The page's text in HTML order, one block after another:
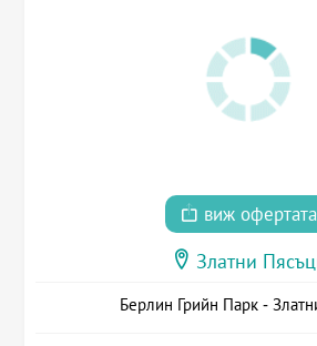
виж офертата
Златни
Берлин Грийн Парк -